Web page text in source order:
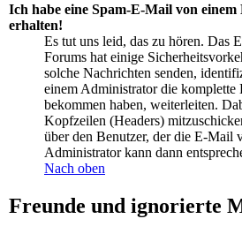
Ich habe eine Spam-E-Mail von einem
erhalten!
Es tut uns leid, das zu hören. Das
Forums hat einige
solche Nachrichten senden,
einem Administrator die komplette
bekommen haben, weiterleiten.
Kopfzeilen (Headers)
über den Benutzer, der die E-Mail
Administrator kann dann
Nach oben
Freunde und ignorierte